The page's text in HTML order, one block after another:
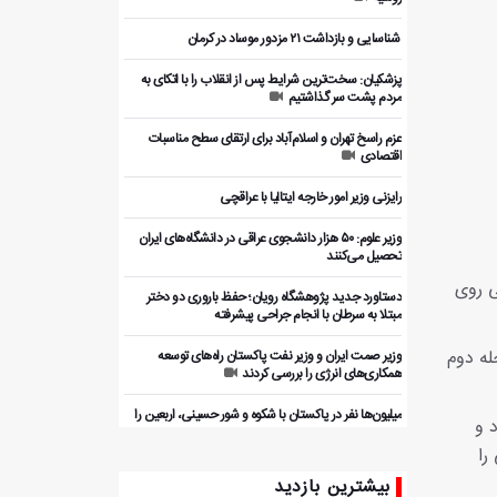
روی
دوم
و
️ شناسایی و بازداشت ۲۱ مزدور موساد در کرمان
پزشکیان: سخت‌ترین شرایط پس از انقلاب را با اتکای به
مردم پشت سر گذاشتیم
عزم راسخ تهران و اسلام‌آباد برای ارتقای سطح مناسبات
اقتصادی
رایزنی وزیر امور خارجه ایتالیا با عراقچی
وزیر علوم: ۵۰ هزار دانشجوی عراقی در دانشگاه‌های ایران
تحصیل می‌کنند
دستاورد جدید پژوهشگاه رویان؛ حفظ باروری دو دختر
مبتلا به سرطان با انجام جراحی پیشرفته
وزیر صمت ایران و وزیر نفت پاکستان راه‌های توسعه
همکاری‌های انرژی را بررسی کردند
میلیون‌ها نفر در پاکستان با شکوه و شور حسینی، اربعین را
بررسی ظرفیت‌های همکاری اقتصادی ایران و پاکستان با
بخش خصوصی
بیشترین بازدید